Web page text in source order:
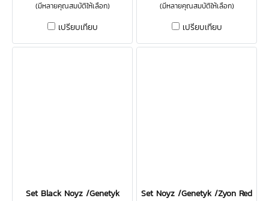
(มีหลายคุณสมบัติให้เลือก)
เปรียบเทียบ
(มีหลายคุณสมบัติให้เลือก)
เปรียบเทียบ
Set Black Noyz /Genetyk
Set Noyz /Genetyk /Zyon Red